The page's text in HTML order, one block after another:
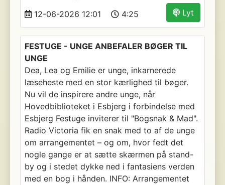
Lyt
12-06-2026 12:01 4:25
FESTUGE - UNGE ANBEFALER BØGER TIL
UNGE
Dea, Lea og Emilie er unge, inkarnerede
læseheste med en stor kærlighed til bøger.
Nu vil de inspirere andre unge, når
Hovedbiblioteket i Esbjerg i forbindelse med
Esbjerg Festuge inviterer til "Bogsnak & Mad".
Radio Victoria fik en snak med to af de unge
om arrangementet – og om, hvor fedt det
nogle gange er at sætte skærmen på stand-
by og i stedet dykke ned i fantasiens verden
med en bog i hånden. INFO: Arrangementet